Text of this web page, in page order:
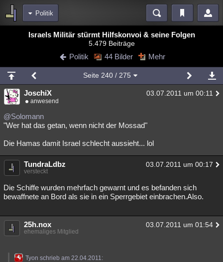
Politik
Bereiche
Blogs Videos
Chat Wiki Neuigkeiten
meine Rubriken
Menschen Mystery Kriminalfälle
Spiritualität
Philosophie Träume Literatur
Astronomie Helpdesk Gaming Filme
Übersichten
Besucht Teilgenommen
Lesenswert
Israels Militär stürmt Hilfskonvoi & seine Folgen
5.479 Beiträge
Politik 44 Bilder Mehr
Seite 240/ 275
JoschiX 03.07.2011 um 00:11
anwesend
@Solomann
"Wer hat das getan, wenn nicht der Mossad"
Die Hamas damit Israel schlecht aussieht... lol
TundraLdbz 03.07.2011 um 00:17
versteckt
Die Schiffe wurden mehrfach gewarnt und es befanden sich
bewaffnete an Bord als sie in ein Sperrgebiet einbrachen.Also.
25h.nox 03.07.2011 um 01:54
ehemaliges Mitglied
Tyon schrieb am 22.04.2011: